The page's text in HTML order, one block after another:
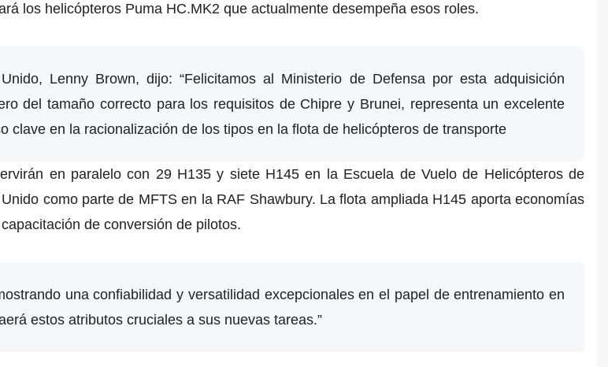
los helicópteros Puma HC.MK2 que actualmente desempeña esos roles.
Lenny Brown, dijo: “Felicitamos al Ministerio de Defensa por esta adquisición
del tamaño correcto para los requisitos de Chipre y Brunei, representa un excelente
clave en la racionalización de los tipos en la flota de helicópteros de transporte
en paralelo con 29 H135 y siete H145 en la Escuela de Vuelo de Helicópteros de
como parte de MFTS en la RAF Shawbury. La flota ampliada H145 aporta economías
de conversión de pilotos.
una confiabilidad y versatilidad excepcionales en el papel de entrenamiento en
estos atributos cruciales a sus nuevas tareas.”